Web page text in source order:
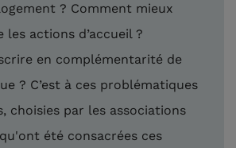
? Comment mieux
actions d’accueil ?
en complémentarité de
? C’est à ces problématiques
choisies par les associations
été consacrées ces